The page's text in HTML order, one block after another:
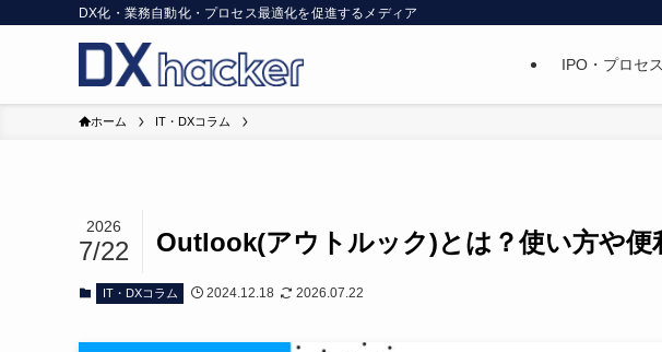
DX化・業務自動化・プロセス最適化を促進するメディア
IPO・プロセ
ホーム IT・DXコラム
Outlook(アウトルック)とは？使い方や便
2026
7/22
IT・DXコラム 2024.12.18 2026.07.22